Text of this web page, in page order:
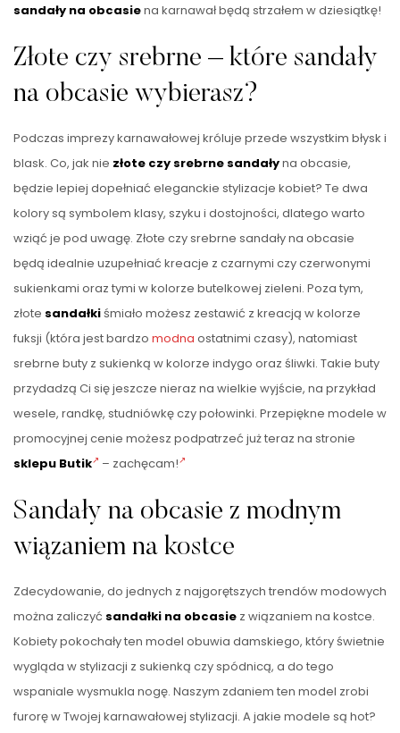
sandały na obcasiena karnawał będą strzałem w dziesiątkę!
Złote czy srebrne – które sandały
na obcasie wybierasz?
Podczas imprezy karnawałowej króluje przede wszystkim błysk i
blask. Co, jak nie złote czy srebrne sandałyna obcasie,
będzie lepiej dopełniać eleganckie stylizacje kobiet? Te dwa
kolory są symbolem klasy, szyku i dostojności, dlatego warto
wziąć je pod uwagę. Złote czy srebrne sandały na obcasie
będą idealnie uzupełniać kreacje z czarnymi czy czerwonymi
sukienkami oraz tymi w kolorze butelkowej zieleni. Poza tym,
złote sandałkiśmiało możesz zestawić z kreacją w kolorze
fuksji (która jest bardzo modna ostatnimi czasy), natomiast
srebrne buty z sukienką w kolorze indygo oraz śliwki. Takie buty
przydadzą Ci się jeszcze nieraz na wielkie wyjście, na przykład
wesele, randkę, studniówkę czy połowinki. Przepiękne modele w
promocyjnej cenie możesz podpatrzeć już teraz na stronie
sklepu Butik
– zachęcam!
Sandały na obcasie z modnym
wiązaniem na kostce
Zdecydowanie, do jednych z najgorętszych trendów modowych
można zaliczyć sandałki na obcasie z wiązaniem na kostce.
Kobiety pokochały ten model obuwia damskiego, który świetnie
wygląda w stylizacji z sukienką czy spódnicą, a do tego
wspaniale wysmukla nogę. Naszym zdaniem ten model zrobi
furorę w Twojej karnawałowej stylizacji. A jakie modele są hot?